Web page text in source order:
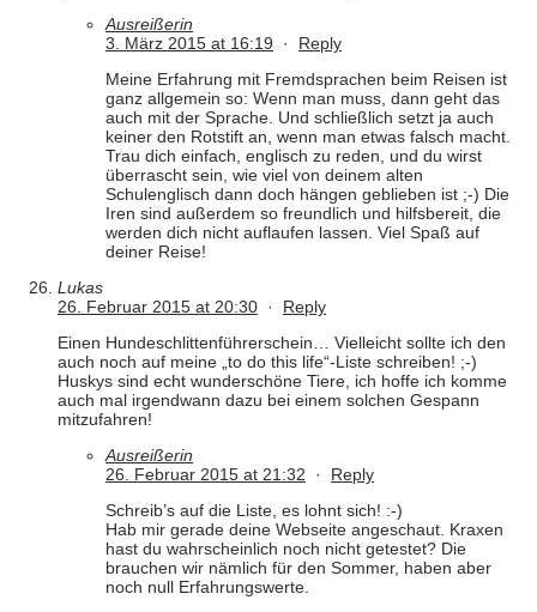
Ausreißerin
3. März 2015 at 16:19 · Reply
Meine Erfahrung mit Fremdsprachen beim Reisen ist
ganz allgemein so: Wenn man muss, dann geht das
auch mit der Sprache. Und schließlich setzt ja auch
keiner den Rotstift an, wenn man etwas falsch macht.
Trau dich einfach, englisch zu reden, und du wirst
überrascht sein, wie viel von deinem alten
Schulenglisch dann doch hängen geblieben ist ;-) Die
Iren sind außerdem so freundlich und hilfsbereit, die
werden dich nicht auflaufen lassen. Viel Spaß auf
deiner Reise!
Lukas
26. Februar 2015 at 20:30 · Reply
Einen Hundeschlittenführerschein… Vielleicht sollte ich den
auch noch auf meine „to do this life“-Liste schreiben! ;-)
Huskys sind echt wunderschöne Tiere, ich hoffe ich komme
auch mal irgendwann dazu bei einem solchen Gespann
mitzufahren!
Ausreißerin
26. Februar 2015 at 21:32 · Reply
Schreib’s auf die Liste, es lohnt sich! :-)
Hab mir gerade deine Webseite angeschaut. Kraxen
hast du wahrscheinlich noch nicht getestet? Die
brauchen wir nämlich für den Sommer, haben aber
noch null Erfahrungswerte.